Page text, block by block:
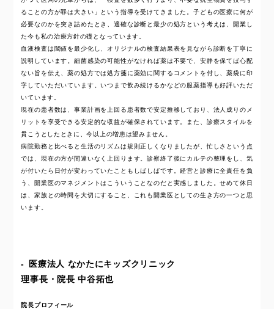
ることの方が罪は大きい」という指導を受けてきました。子どもの医療に何が
必要なのかを突き詰めたとき、適確な診断と最少の処方という考えは、開業し
た今も私の治療方針の礎となっています。
血液検査は閾値を最少化し、オリジナルの検査結果表を見ながら診断を丁寧に
説明しています。細菌感染の可能性がなければ薬は不要で、安静を保てば心配
ない旨を伝え、薬の処方では処方箋に薬効に関するコメントを付し、薬袋に印
字していただいています。いつまで飲み続けるかなどの服薬指導も好評いただ
いています。
現在の患者数は、事業計画を上回る患者数で安定推移しており、法人成りのメ
リットを享受できる安定的な収益が確保されています。また、診療スタイルを
貫こうとしたときに、今以上の増患は望みません。
病院勤務と比べると生活のリズムは規則正しくなりましたが、忙しさという点
では、現在の方が間違いなく上回ります。診察終了後にカルテの整理をし、気
が付いたら日付が変わっていたこともしばしばです。経営と診療に全責任を負
う、開業医のマネジメントはこういうことなのだと実感しました。せめて休日
は、家族との時間を大切にすること、これも開業医としての生き方の一つと思
います。
医療法人 なかたにキッズクリニック
理事長・院長 中谷拓也
院長プロフィール